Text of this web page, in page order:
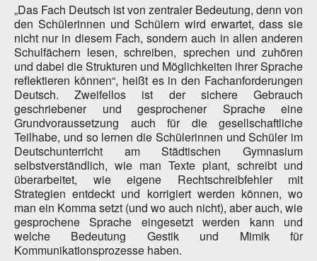
„Das Fach Deutsch ist von zentraler Bedeutung, denn von
den Schülerinnen und Schülern wird erwartet, dass sie
nicht nur in diesem Fach, sondern auch in allen anderen
Schulfächern lesen, schreiben, sprechen und zuhören
und dabei die Strukturen und Möglichkeiten ihrer Sprache
reflektieren können“, heißt es in den Fachanforderungen
Deutsch. Zweifellos ist der sichere Gebrauch
geschriebener und gesprochener Sprache eine
Grundvoraussetzung auch für die gesellschaftliche
Teilhabe, und so lernen die Schülerinnen und Schüler im
Deutschunterricht am Städtischen Gymnasium
selbstverständlich, wie man Texte plant, schreibt und
überarbeitet, wie eigene Rechtschreibfehler mit
Strategien entdeckt und korrigiert werden können, wo
man ein Komma setzt (und wo auch nicht), aber auch, wie
gesprochene Sprache eingesetzt werden kann und
welche Bedeutung Gestik und Mimik für
Kommunikationsprozesse haben.